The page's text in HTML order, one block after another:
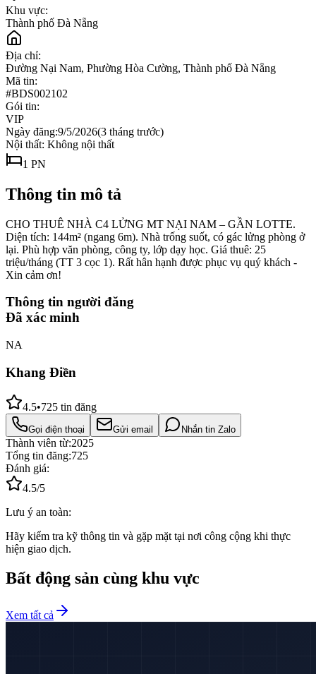
Khu vực:
Thành phố Đà Nẵng
Địa chỉ:
Đường Nại Nam, Phường Hòa Cường, Thành phố Đà Nẵng
Mã tin:
#BDS002102
Gói tin:
VIP
Ngày đăng:9/5/2026(3 tháng trước)
Nội thất: Không nội thất
1 PN
Thông tin mô tả
CHO THUÊ NHÀ C4 LỬNG MT NẠI NAM – GẦN LOTTE.
Diện tích: 144m² (ngang 6m). Nhà trống suốt, có gác lửng phòng ở
lại. Phù hợp văn phòng, công ty, lớp dạy học. Giá thuê: 25
triệu/tháng (TT 3 cọc 1). Rất hân hạnh được phục vụ quý khách -
Xin cảm ơn!
Thông tin người đăng
Đã xác minh
NA
Khang Điền
4.5•725 tin đăng
Gọi điện thoại Gửi email Nhắn tin Zalo
Thành viên từ:2025
Tổng tin đăng:725
Đánh giá:
4.5/5
Lưu ý an toàn:
Hãy kiểm tra kỹ thông tin và gặp mặt tại nơi công cộng khi thực
hiện giao dịch.
Bất động sản cùng khu vực
Xem tất cả